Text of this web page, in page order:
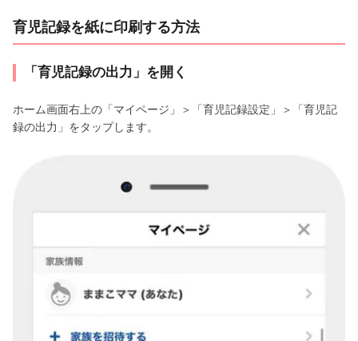
育児記録を紙に印刷する方法
「育児記録の出力」を開く
ホーム画面右上の「マイページ」＞「育児記録設定」＞「育児記
録の出力」をタップします。